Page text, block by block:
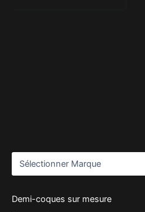
Demi-coques sur mesure